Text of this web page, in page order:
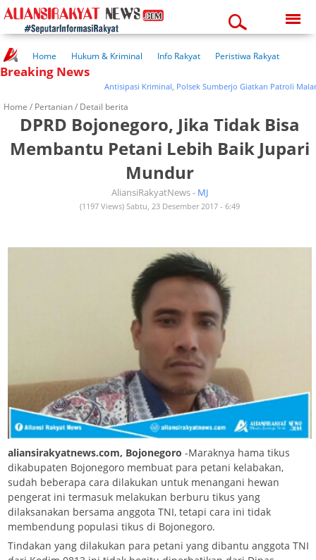
06:26:54 pm
Home Hukum & Kriminal Info Rakyat
Peristiwa Rakyat
Kuliner Rakyat
Wisata Rakyat
Kesehatan
Breaking News
Antisipasi Kriminal, Polsek Sumberjo Giatkan Patroli Malam
Home / Pertanian/ Detail berita
DPRD Bojonegoro, Jika Tidak Bisa
Membantu Petani Lebih Baik Jupari
Mundur
AliansiRakyatNews - MJ
(1197 Views) Sabtu, 23 Desember 2017 - 6:49
aliansirakyatnews.com, Bojonegoro -Maraknya hama tikus
dikabupaten Bojonegoro membuat para petani kelabakan,
sudah beberapa cara dilakukan untuk menangani hewan
pengerat ini termasuk melakukan berburu tikus yang
dilaksanakan bersama anggota TNI, tetapi cara ini tidak
membendung populasi tikus di Bojonegoro.
Tindakan yang dilakukan para petani yang dibantu anggota TNI